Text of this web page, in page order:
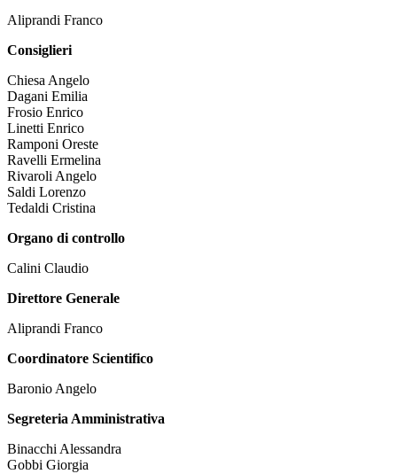
Aliprandi Franco
Consiglieri
Chiesa Angelo
Dagani Emilia
Frosio Enrico
Linetti Enrico
Ramponi Oreste
Ravelli Ermelina
Rivaroli Angelo
Saldi Lorenzo
Tedaldi Cristina
Organo di controllo
Calini Claudio
Direttore Generale
Aliprandi Franco
Coordinatore Scientifico
Baronio Angelo
Segreteria Amministrativa
Binacchi Alessandra
Gobbi Giorgia